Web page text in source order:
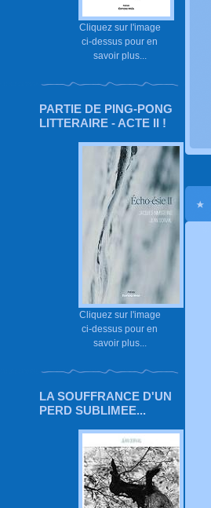
Cliquez sur l'image
ci-dessus pour en
savoir plus...
PARTIE DE PING-PONG
LITTERAIRE - ACTE II !
Cliquez sur l'image
ci-dessus pour en
savoir plus...
LA SOUFFRANCE D'UN
PERD SUBLIMEE...